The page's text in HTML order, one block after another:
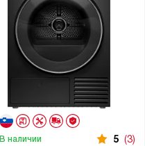
В наличии 5 (3)